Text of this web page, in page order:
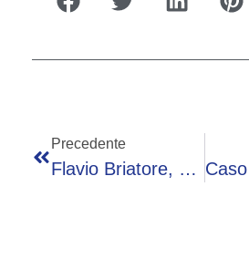
Precedente
Flavio Briatore, Funerali Di Papa Francesco: “Ore Di Fila Solo Per I Selfie”